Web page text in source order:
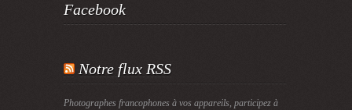
Facebook
Notre flux RSS
Photographes francophones à vos appareils, participez à